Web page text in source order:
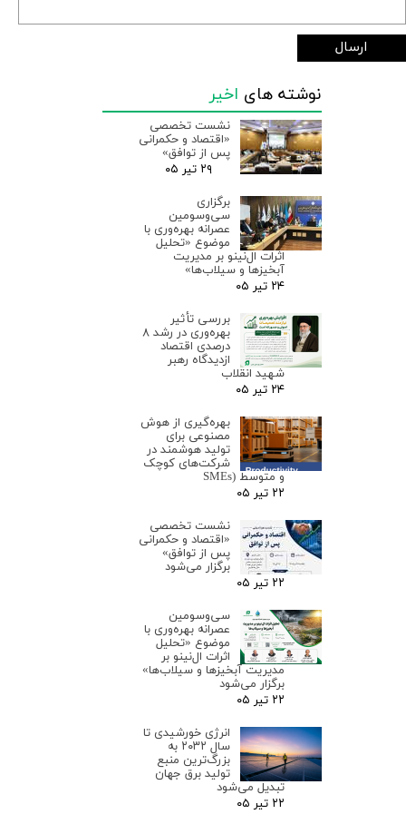
ارسال
نوشته های اخیر
نشست تخصصی
«اقتصاد و حکمرانی
پس از توافق»
۲۹ تیر ۰۵
برگزاری
سی‌وسومین
عصرانه بهره‌وری با
موضوع «تحلیل
اثرات ال‌نینو بر مدیریت
آبخیزها و سیلاب‌ها»
۲۴ تیر ۰۵
بررسی تأثیر
بهره‌وری در رشد ۸
درصدی اقتصاد
ازدیدگاه رهبر
شهید انقلاب
۲۴ تیر ۰۵
بهره‌گیری از هوش
مصنوعی برای
تولید هوشمند در
شرکت‌های کوچک
و متوسط (SMEs
۲۲ تیر ۰۵
نشست تخصصی
«اقتصاد و حکمرانی
پس از توافق»
برگزار می‌شود
۲۲ تیر ۰۵
سی‌وسومین
عصرانه بهره‌وری با
موضوع «تحلیل
اثرات ال‌نینو بر
مدیریت آبخیزها و سیلاب‌ها»
برگزار می‌شود
۲۲ تیر ۰۵
انرژی خورشیدی تا
سال ۲۰۳۲ به
بزرگ‌ترین منبع
تولید برق جهان
تبدیل می‌شود
۲۲ تیر ۰۵